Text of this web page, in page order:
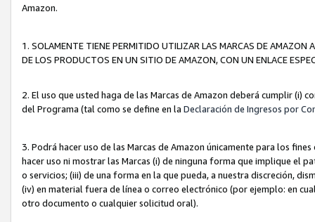
Amazon.
1. SOLAMENTE TIENE PERMITIDO UTILIZAR LAS MARCAS DE
DE LOS PRODUCTOS EN UN SITIO DE AMAZON, CON UN ENLACE
2. El uso que usted haga de las Marcas de Amazon deberá cumplir (i)
del Programa (tal como se define en la Declaración de Ingresos por
3. Podrá hacer uso de las Marcas de Amazon únicamente para los
hacer uso ni mostrar las Marcas (i) de ninguna forma que implique el
o servicios; (iii) de una forma en la que pueda, a nuestra discreción,
(iv) en material fuera de línea o correo electrónico (por ejemplo: en
otro documento o cualquier solicitud oral).